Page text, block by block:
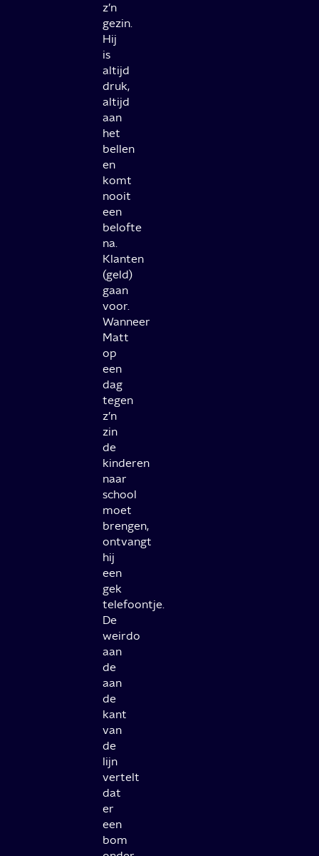
z’n
gezin.
Hij
is
altijd
druk,
altijd
aan
het
bellen
en
komt
nooit
een
belofte
na.
Klanten
(geld)
gaan
voor.
Wanneer
Matt
op
een
dag
tegen
z’n
zin
de
kinderen
naar
school
moet
brengen,
ontvangt
hij
een
gek
telefoontje.
De
weirdo
aan
de
aan
de
kant
van
de
lijn
vertelt
dat
er
een
bom